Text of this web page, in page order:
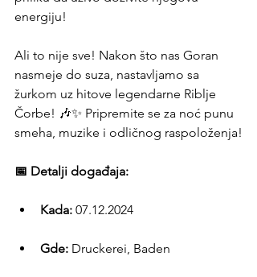
energiju!
Ali to nije sve! Nakon što nas Goran
nasmeje do suza, nastavljamo sa
žurkom uz hitove legendarne Riblje
Čorbe! 🎶✨ Pripremite se za noć punu
smeha, muzike i odličnog raspoloženja!
📅 Detalji događaja:
Kada: 07.12.2024
Gde: Druckerei, Baden